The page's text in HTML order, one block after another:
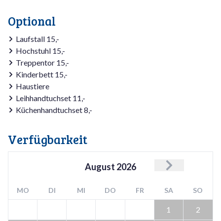
Optional
Laufstall 15,-
Hochstuhl 15,-
Treppentor 15,-
Kinderbett 15,-
Haustiere
Leihhandtuchset 11,-
Küchenhandtuchset 8,-
Verfügbarkeit
August 2026
MO DI MI DO FR SA SO
1 2